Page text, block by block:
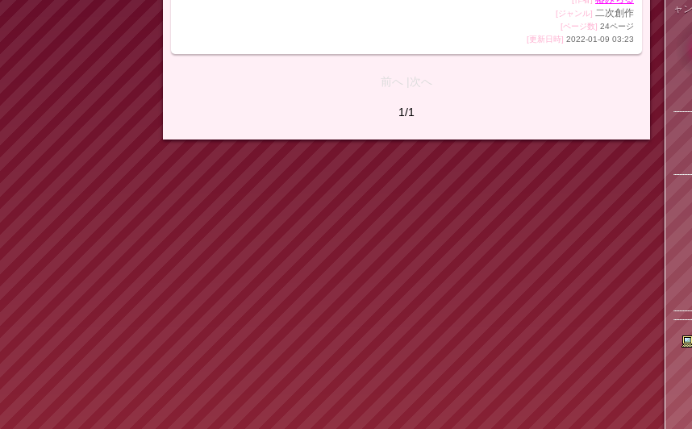
[ジャンル] 二次創作
[ページ数] 24ページ
[更新日時] 2022-01-09 03:23
前へ |次へ
1/1
ャ